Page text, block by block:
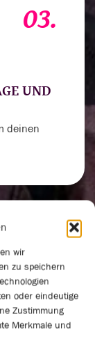
wir
zu speichern
oder eindeutige
Zustimmung
Merkmale und
03.
UND
deinen
04.